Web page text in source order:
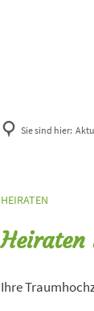
Sie sind hier:
HEIRATEN
Heiraten
Ihre